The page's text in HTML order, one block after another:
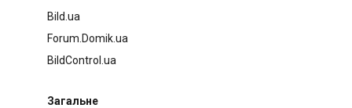
Bild.ua
Forum.Domik.ua
BildControl.ua
Загальне